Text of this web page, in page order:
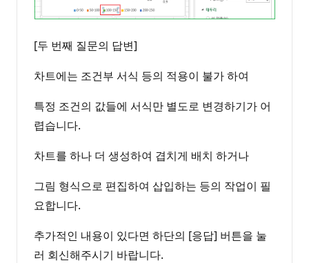
[두 번째 질문의 답변]
차트에는 조건부 서식 등의 적용이 불가 하여
특정 조건의 값들에 서식만 별도로 변경하기가 어
렵습니다.
차트를 하나 더 생성하여 겹치게 배치 하거나
그림 형식으로 편집하여 삽입하는 등의 작업이 필
요합니다.
추가적인 내용이 있다면 하단의 [응답] 버튼을 눌
러 회신해주시기 바랍니다.